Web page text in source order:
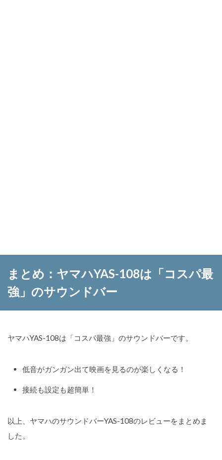
まとめ：ヤマハYAS-108は「コスパ最
強」のサウンドバー
ヤマハYAS-108は「コスパ最強」のサウンドバーです。
低音がガンガン出て映画を見るのが楽しくなる！
接続も設定も超簡単！
以上、ヤマハのサウンドバーYAS-108のレビューをまとめま
した。